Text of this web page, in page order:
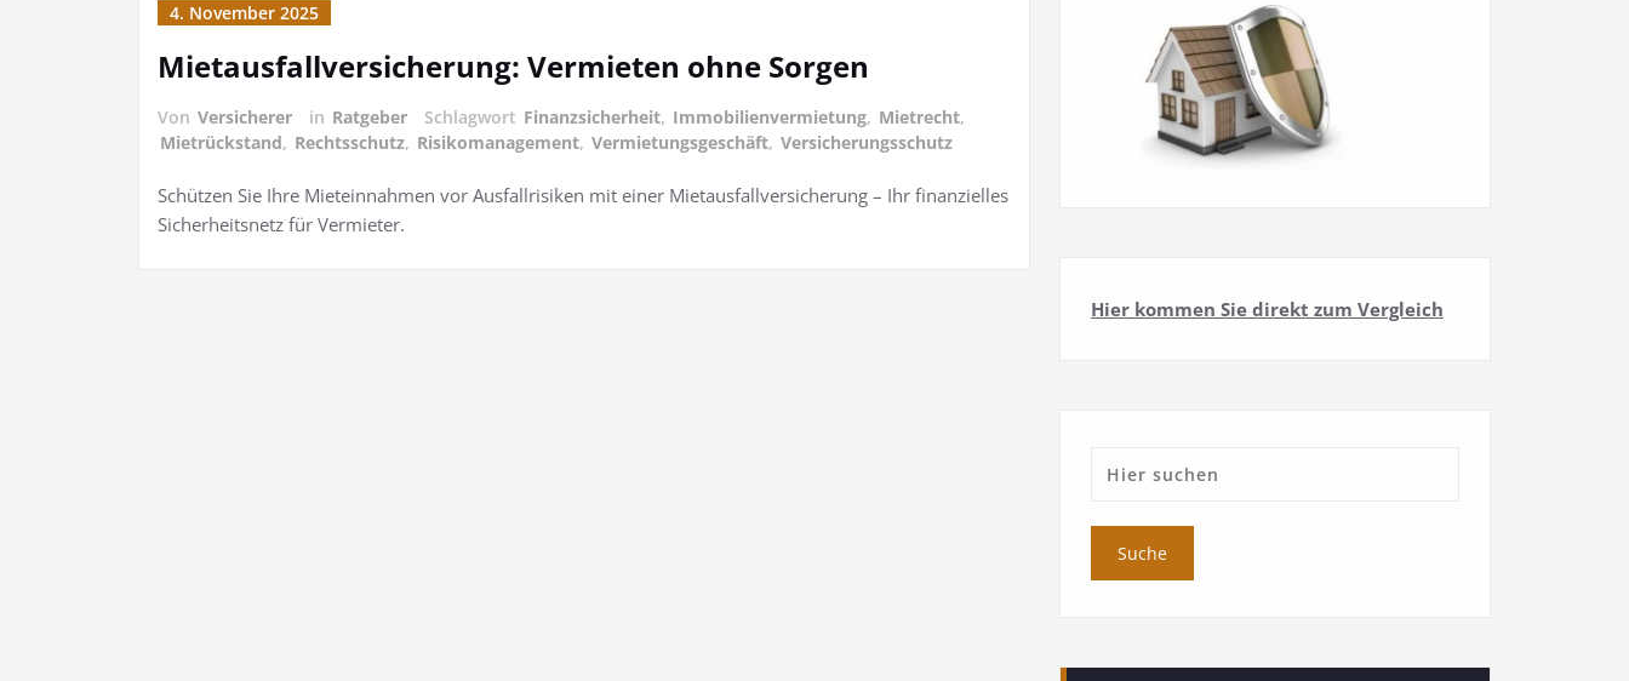
4. November 2025
Mietausfallversicherung: Vermieten ohne Sorgen
Von Versicherer in Ratgeber Schlagwort Finanzsicherheit, Immobilienvermietung, Mietrecht,
Mietrückstand, Rechtsschutz, Risikomanagement, Vermietungsgeschäft, Versicherungsschutz
Schützen Sie Ihre Mieteinnahmen vor Ausfallrisiken mit einer Mietausfallversicherung – Ihr finanzielles
Sicherheitsnetz für Vermieter.
Hier kommen Sie direkt zum Vergleich